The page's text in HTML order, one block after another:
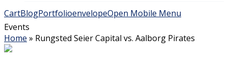
CartBlogPortfolioenvelopeOpen Mobile Menu
Events
Home » Rungsted Seier Capital vs. Aalborg Pirates